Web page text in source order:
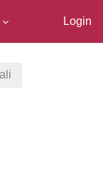
Login